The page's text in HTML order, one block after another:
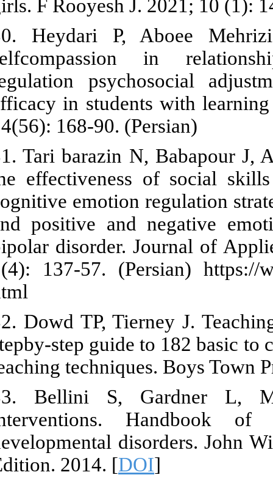
girls. F
30.
regulation
efficacy in
14(56): 168-
31. Tari
the
cognitive
and positive
bipolar
2(4): 137-
32. Dowd
stepby-step
teaching
33. Bellini
Edition.